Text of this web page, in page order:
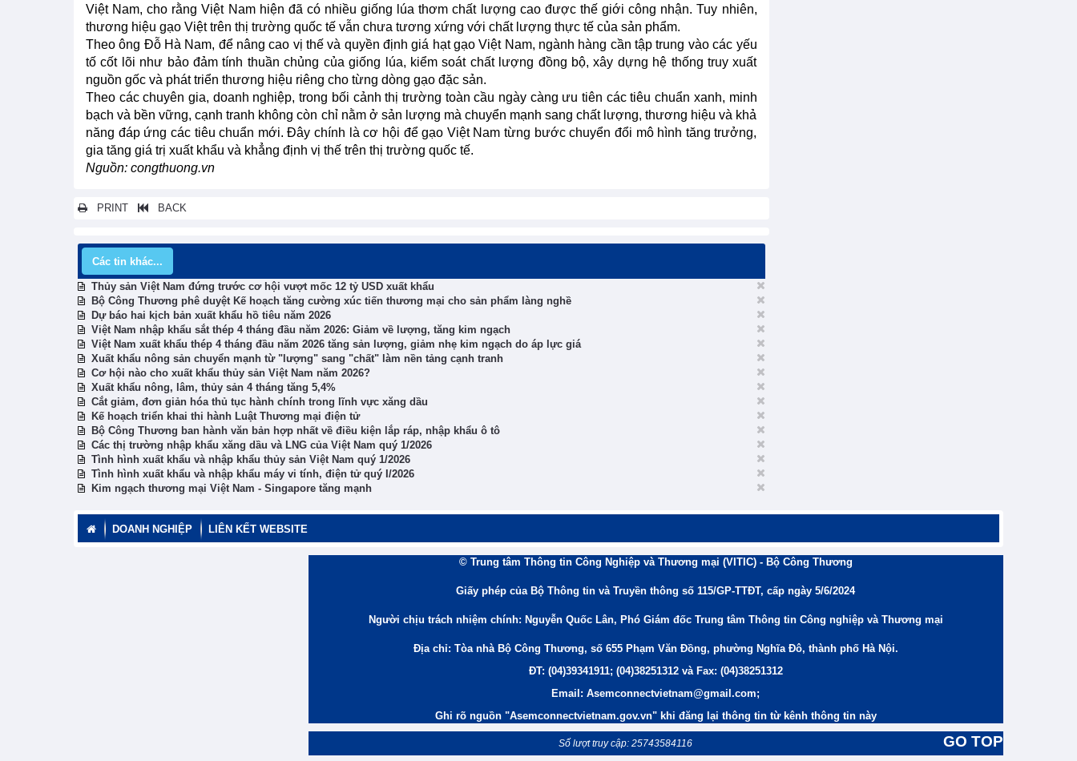
Việt Nam, cho rằng Việt Nam hiện đã có nhiều giống lúa thơm chất lượng cao được thế giới công nhận. Tuy nhiên,
thương hiệu gạo Việt trên thị trường quốc tế vẫn chưa tương xứng với chất lượng thực tế của sản phẩm.
Theo ông Đỗ Hà Nam, để nâng cao vị thế và quyền định giá hạt gạo Việt Nam, ngành hàng cần tập trung vào các yếu
tố cốt lõi như bảo đảm tính thuần chủng của giống lúa, kiểm soát chất lượng đồng bộ, xây dựng hệ thống truy xuất
nguồn gốc và phát triển thương hiệu riêng cho từng dòng gạo đặc sản.
Theo các chuyên gia, doanh nghiệp, trong bối cảnh thị trường toàn cầu ngày càng ưu tiên các tiêu chuẩn xanh, minh
bạch và bền vững, cạnh tranh không còn chỉ nằm ở sản lượng mà chuyển mạnh sang chất lượng, thương hiệu và khả
năng đáp ứng các tiêu chuẩn mới. Đây chính là cơ hội để gạo Việt Nam từng bước chuyển đổi mô hình tăng trưởng,
gia tăng giá trị xuất khẩu và khẳng định vị thế trên thị trường quốc tế.
Nguồn: congthuong.vn
PRINT BACK
Các tin khác...
Thủy sản Việt Nam đứng trước cơ hội vượt mốc 12 tỷ USD xuất khẩu
Bộ Công Thương phê duyệt Kế hoạch tăng cường xúc tiến thương mại cho sản phẩm làng nghề
Dự báo hai kịch bản xuất khẩu hồ tiêu năm 2026
Việt Nam nhập khẩu sắt thép 4 tháng đầu năm 2026: Giảm về lượng, tăng kim ngạch
Việt Nam xuất khẩu thép 4 tháng đầu năm 2026 tăng sản lượng, giảm nhẹ kim ngạch do áp lực giá
Xuất khẩu nông sản chuyển mạnh từ "lượng" sang "chất" làm nền tảng cạnh tranh
Cơ hội nào cho xuất khẩu thủy sản Việt Nam năm 2026?
Xuất khẩu nông, lâm, thủy sản 4 tháng tăng 5,4%
Cắt giảm, đơn giản hóa thủ tục hành chính trong lĩnh vực xăng dầu
Kế hoạch triển khai thi hành Luật Thương mại điện tử
Bộ Công Thương ban hành văn bản hợp nhất về điều kiện lắp ráp, nhập khẩu ô tô
Các thị trường nhập khẩu xăng dầu và LNG của Việt Nam quý 1/2026
Tình hình xuất khẩu và nhập khẩu thủy sản Việt Nam quý 1/2026
Tình hình xuất khẩu và nhập khẩu máy vi tính, điện tử quý I/2026
Kim ngạch thương mại Việt Nam - Singapore tăng mạnh
DOANH NGHIỆP LIÊN KẾT WEBSITE
© Trung tâm Thông tin Công Nghiệp và Thương mại (VITIC) - Bộ Công Thương
Giấy phép của Bộ Thông tin và Truyền thông số 115/GP-TTĐT, cấp ngày 5/6/2024
Người chịu trách nhiệm chính: Nguyễn Quốc Lân, Phó Giám đốc Trung tâm Thông tin Công nghiệp và Thương mại
Địa chỉ: Tòa nhà Bộ Công Thương, số 655 Phạm Văn Đồng, phường Nghĩa Đô, thành phố Hà Nội.
ĐT: (04)39341911; (04)38251312 và Fax: (04)38251312
Email: Asemconnectvietnam@gmail.com;
Ghi rõ nguồn "Asemconnectvietnam.gov.vn" khi đăng lại thông tin từ kênh thông tin này
GO TOP
Số lượt truy cập: 25743584116